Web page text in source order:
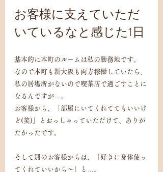
お客様に支えていただ
いているなと感じた1日
基本的に本町のルームは私の勤務地です。
なので本町も新大阪も両方稼働していたら、
私の居場所がないので喫茶店で過ごすことに
なるんですが…。
お客様から、「部屋にいてくれててもいいけ
ど(笑)」とおっしゃっていただけて、ありが
たかったです。
そして別のお客様からは、「好きに身体使っ
てくれていいから〜」と…。